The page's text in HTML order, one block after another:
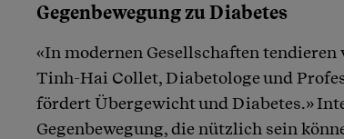
Gegenbewegung zu Diabetes
«In modernen Gesellschaften tendieren
Tinh-Hai Collet, Diabetologe und
fördert Übergewicht und Diabetes.»
Gegenbewegung, die nützlich sein